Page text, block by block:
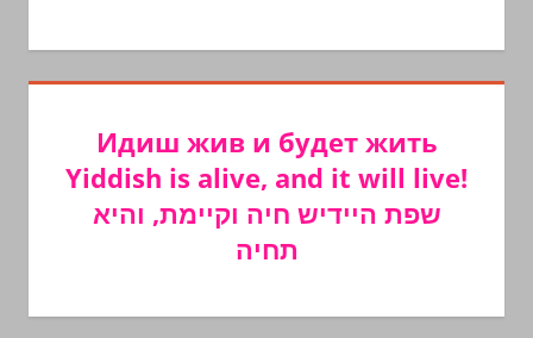
Идиш жив и будет жить
Yiddish is alive, and it will live!
שפת היידיש חיה וקיימת, והיא
תחיה